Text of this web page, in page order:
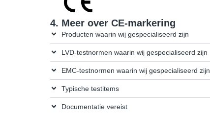
4. Meer over CE-markering
Producten waarin wij gespecialiseerd zijn
LVD-testnormen waarin wij gespecialiseerd zijn
EMC-testnormen waarin wij gespecialiseerd zijn
Typische testitems
Documentatie vereist